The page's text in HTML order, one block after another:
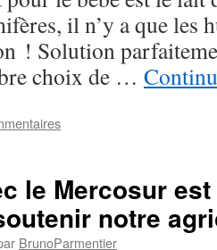
il n’y a que les
! Solution
choix de …
le Mercosur
notre
BrunoParmentier